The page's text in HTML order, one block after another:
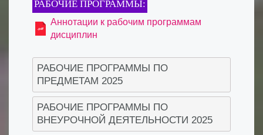
РАБОЧИЕ ПРОГРАММЫ:
Аннотации к рабочим программам
дисциплин
РАБОЧИЕ ПРОГРАММЫ ПО
ПРЕДМЕТАМ 2025
РАБОЧИЕ ПРОГРАММЫ ПО
ВНЕУРОЧНОЙ ДЕЯТЕЛЬНОСТИ 2025